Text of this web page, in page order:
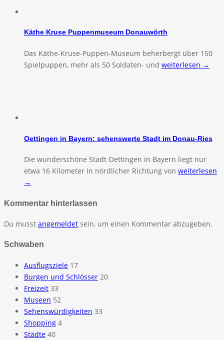
Käthe Kruse Puppenmuseum Donauwörth
Das Käthe-Kruse-Puppen-Museum beherbergt über 150
Spielpuppen, mehr als 50 Soldaten- und weiterlesen →
Oettingen in Bayern: sehenswerte Stadt im Donau-Ries
Die wunderschöne Stadt Oettingen in Bayern liegt nur
etwa 16 Kilometer in nördlicher Richtung von weiterlesen
→
Kommentar hinterlassen
Du musst angemeldet sein, um einen Kommentar abzugeben.
Schwaben
Ausflugsziele 17
Burgen und Schlösser 20
Freizeit 33
Museen 52
Sehenswürdigkeiten 33
Shopping 4
Städte 40